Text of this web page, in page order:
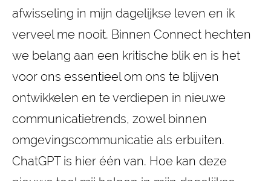
afwisseling in mijn dagelijkse leven en ik
verveel me nooit. Binnen Connect hechten
we belang aan een kritische blik en is het
voor ons essentieel om ons te blijven
ontwikkelen en te verdiepen in nieuwe
communicatietrends, zowel binnen
omgevingscommunicatie als erbuiten.
ChatGPT is hier één van. Hoe kan deze